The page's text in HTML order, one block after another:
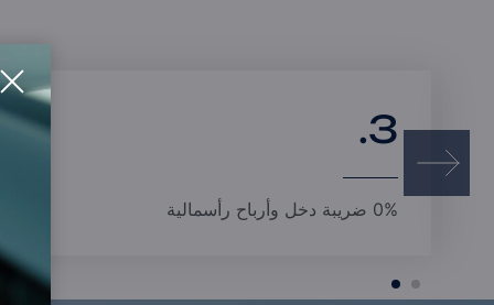
3.
0% ضريبة دخل وأرباح رأسمالية